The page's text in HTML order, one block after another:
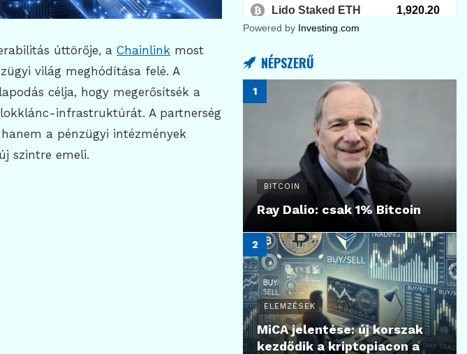
úttörője, a Chainlink most
világ meghódítása felé. A
célja, hogy megerősítsék a
infrastruktúrát. A partnerség
a pénzügyi intézmények
szintre emeli.
Powered by Investing.com
NÉPSZERŰ
BITCOIN
Ray Dalio: csak 1% Bitcoin
ELEMZÉSEK
MiCA jelentése: új korszak
kezdődik a kriptopiacon a